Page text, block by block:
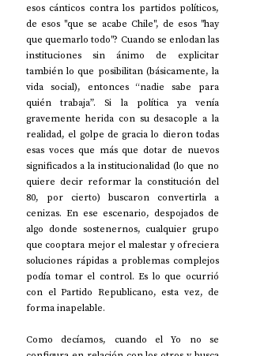
esos cánticos contra los partidos políticos,
de esos "que se acabe Chile", de esos "hay
que quemarlo todo"? Cuando se enlodan las
instituciones sin ánimo de explicitar
también lo que posibilitan (básicamente, la
vida social), entonces “nadie sabe para
quién trabaja”. Si la política ya venía
gravemente herida con su desacople a la
realidad, el golpe de gracia lo dieron todas
esas voces que más que dotar de nuevos
significados a la institucionalidad (lo que no
quiere decir reformar la constitución del
80, por cierto) buscaron convertirla a
cenizas. En ese escenario, despojados de
algo donde sostenernos, cualquier grupo
que cooptara mejor el malestar y ofreciera
soluciones rápidas a problemas complejos
podía tomar el control. Es lo que ocurrió
con el Partido Republicano, esta vez, de
forma inapelable.
Como decíamos, cuando el Yo no se